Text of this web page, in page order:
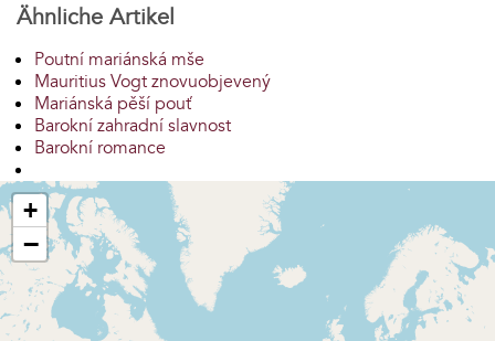
Ähnliche Artikel
Poutní mariánská mše
Mauritius Vogt znovuobjevený
Mariánská pěší pouť
Barokní zahradní slavnost
Barokní romance
+
−